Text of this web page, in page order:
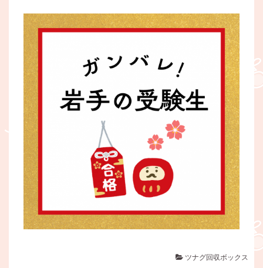
ツナグ回収ボックス